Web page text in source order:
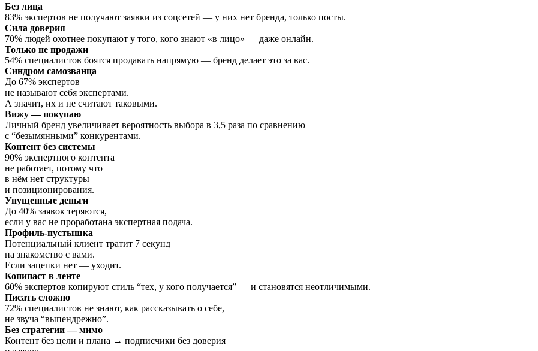
Без лица
83% экспертов не получают заявки из соцсетей — у них нет бренда, только посты.
Сила доверия
70% людей охотнее покупают у того, кого знают «в лицо» — даже онлайн.
Только не продажи
54% специалистов боятся продавать напрямую — бренд делает это за вас.
Синдром самозванца
До 67% экспертов
не называют себя экспертами.
А значит, их и не считают таковыми.
Вижу — покупаю
Личный бренд увеличивает вероятность выбора в 3,5 раза по сравнению
с “безымянными” конкурентами.
Контент без системы
90% экспертного контента
не работает, потому что
в нём нет структуры
и позиционирования.
Упущенные деньги
До 40% заявок теряются,
если у вас не проработана экспертная подача.
Профиль-пустышка
Потенциальный клиент тратит 7 секунд
на знакомство с вами.
Если зацепки нет — уходит.
Копипаст в ленте
60% экспертов копируют стиль “тех, у кого получается” — и становятся неотличимыми.
Писать сложно
72% специалистов не знают, как рассказывать о себе,
не звуча “выпендрежно”.
Без стратегии — мимо
Контент без цели и плана → подписчики без доверия